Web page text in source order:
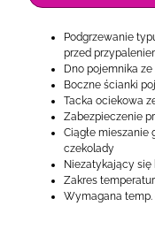
Podgrzewanie
przed
Dno pojemnika
Boczne ścianki
Tacka ociekowa
Zabezpieczenie
Ciągłe
czekolady
Niezatykający się
Zakres
Wymagana temp.